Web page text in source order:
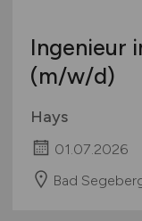
Ingenieur
(m/w/d)
Hays
01.07.2026
Bad